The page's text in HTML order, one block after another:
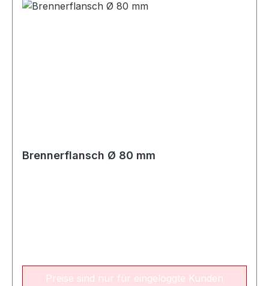
Brennerflansch Ø 80 mm
Preise sind nur für eingeloggte Kunden